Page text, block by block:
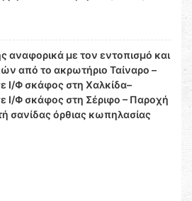
αναφορικά με τον εντοπισμό και
από το ακρωτήριο Ταίναρο –
Ι/Φ σκάφος στη Χαλκίδα–
Ι/Φ σκάφος στη Σέριφο – Παροχή
σανίδας όρθιας κωπηλασίας